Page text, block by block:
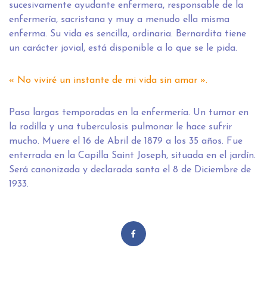
sucesivamente ayudante enfermera, responsable de la
enfermería, sacristana y muy a menudo ella misma
enferma. Su vida es sencilla, ordinaria. Bernardita tiene
un carácter jovial, está disponible a lo que se le pida.
« No viviré un instante de mi vida sin amar ».
Pasa largas temporadas en la enfermería. Un tumor en
la rodilla y una tuberculosis pulmonar le hace sufrir
mucho. Muere el 16 de Abril de 1879 a los 35 años. Fue
enterrada en la Capilla Saint Joseph, situada en el jardín.
Será canonizada y declarada santa el 8 de Diciembre de
1933.